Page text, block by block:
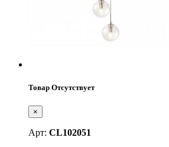
Товар Отсутствует
×
Арт: CL102051